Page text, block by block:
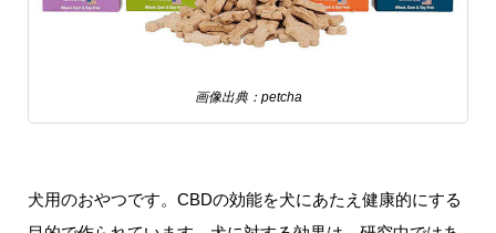
画像出典：petcha
犬用のおやつです。CBDの効能を犬にあたえ健康的にする